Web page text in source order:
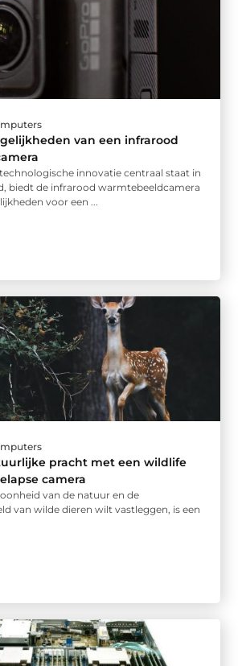
van een infrarood
innovatie centraal staat in
biedt de infrarood warmtebeeldcamera
voor een ...
pracht met een wildlife
camera
van de natuur en de
van wilde dieren wilt vastleggen, is een